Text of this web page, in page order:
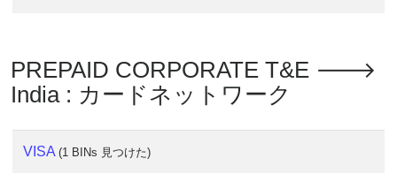
PREPAID CORPORATE T&E 🡒
India : カードネットワーク
VISA (1 BINs 見つけた)